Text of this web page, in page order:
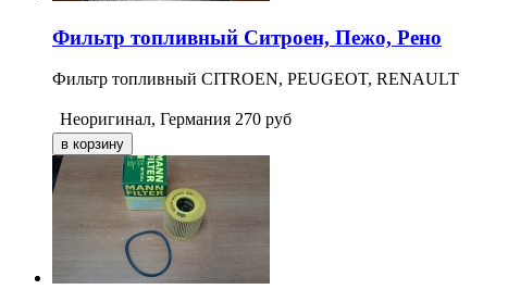
Фильтр топливный Ситроен, Пежо, Рено
Фильтр топливный CITROEN, PEUGEOT, RENAULT
Неоригинал, Германия 270 руб